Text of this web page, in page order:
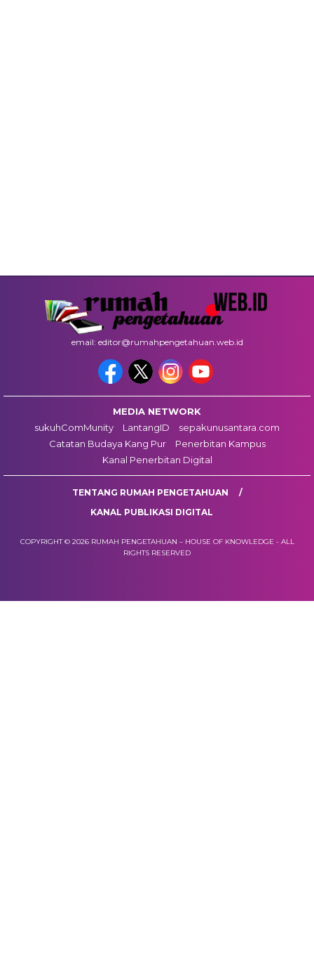
email: editor@rumahpengetahuan.web.id
MEDIA NETWORK
sukuhComMunity
LantangID
sepakunusantara.com
Catatan Budaya Kang Pur
Penerbitan Kampus
Kanal Penerbitan Digital
TENTANG RUMAH PENGETAHUAN
KANAL PUBLIKASI DIGITAL
COPYRIGHT © 2026 RUMAH PENGETAHUAN – HOUSE OF KNOWLEDGE - ALL
RIGHTS RESERVED